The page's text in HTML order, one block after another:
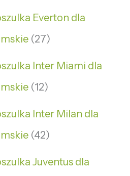
Everton dla
27
Inter Miami dla
12
Inter Milan dla
42
Juventus dla